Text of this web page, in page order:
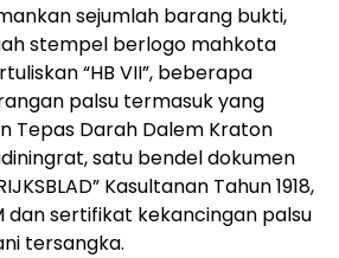
sejumlah barang bukti,
stempel berlogo mahkota
“HB VII”, beberapa
palsu termasuk yang
Tepas Darah Dalem Kraton
satu bendel dokumen
Kasultanan Tahun 1918,
dan sertifikat kekancingan palsu
tersangka.